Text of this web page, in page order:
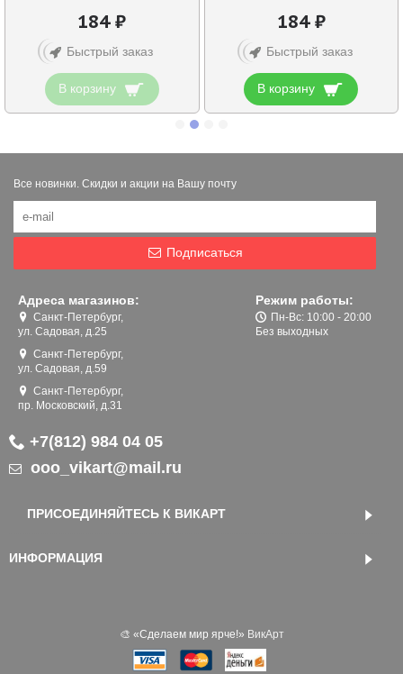
184 ₽
Быстрый заказ
В корзину
184 ₽
Быстрый заказ
В корзину
Все новинки. Скидки и акции на Вашу почту
Подписаться
Адреса магазинов:
Санкт-Петербург,
ул. Садовая, д.25
Санкт-Петербург,
ул. Садовая, д.59
Санкт-Петербург,
пр. Московский, д.31
Режим работы:
Пн-Вс: 10:00 - 20:00
Без выходных
+7(812) 984 04 05
ooo_vikart@mail.ru
ПРИСОЕДИНЯЙТЕСЬ К ВИКАРТ
ИНФОРМАЦИЯ
🎨 «‎Сделаем мир ярче!» ВикАрт